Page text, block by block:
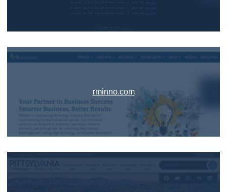
rminno.com